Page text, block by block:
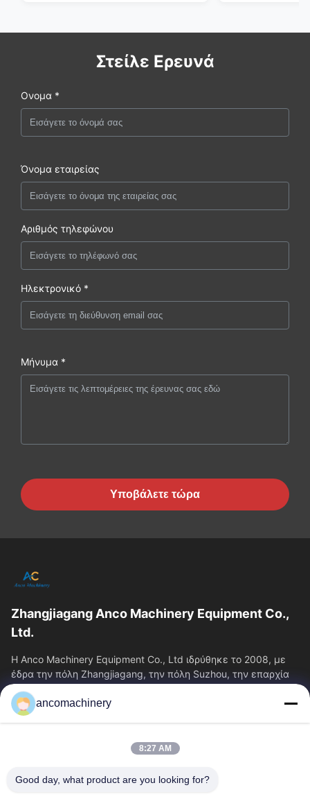
Στείλε Ερευνά
Ονομα *
Όνομα εταιρείας
Αριθμός τηλεφώνου
Ηλεκτρονικό *
Μήνυμα *
Υποβάλετε τώρα
Zhangjiagang Anco Machinery Equipment Co.,
Ltd.
Η Anco Machinery Equipment Co., Ltd ιδρύθηκε το 2008, με
έδρα την πόλη Zhangjiagang, την πόλη Suzhou, την επαρχία
Jiangsu.
Γρήγοροι Σύνδεσμοι
Σχετικά Με Εμάς
Γύρος Εργοστασίων
Ποιοτικός Έλεγχος
ancomachinery
8:27 AM
Good day, what product are you looking for?